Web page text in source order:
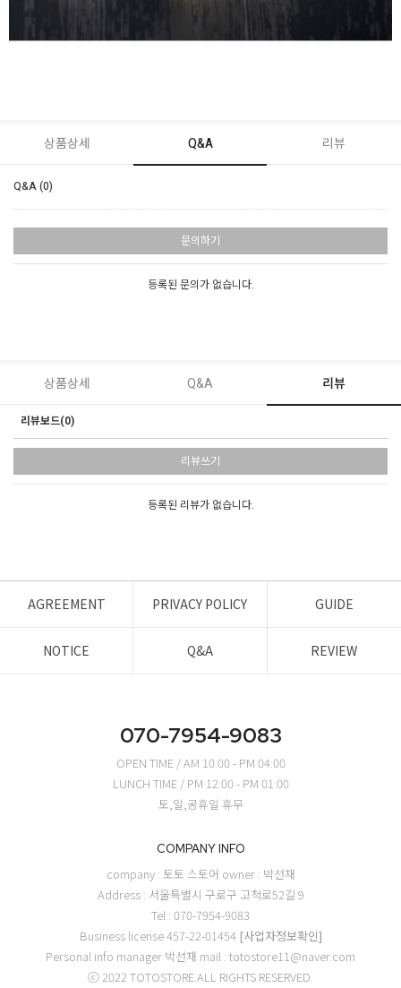
상품상세 Q&A 리뷰
Q&A (0)
문의하기
등록된 문의가 없습니다.
상품상세 Q&A 리뷰
리뷰보드(0)
리뷰쓰기
등록된 리뷰가 없습니다.
AGREEMENT PRIVACY POLICY GUIDE
NOTICE Q&A REVIEW
070-7954-9083
OPEN TIME / AM 10:00 - PM 04:00
LUNCH TIME / PM 12:00 - PM 01:00
토,일,공휴일 휴무
COMPANY INFO
company : 토토 스토어 owner : 박선재
Address : 서울특별시 구로구 고척로52길 9
Tel : 070-7954-9083
Business license 457-22-01454 [사업자정보확인]
Personal info manager 박선재 mail : totostore11@naver.com
ⓒ 2022 TOTOSTORE.ALL RIGHTS RESERVED.